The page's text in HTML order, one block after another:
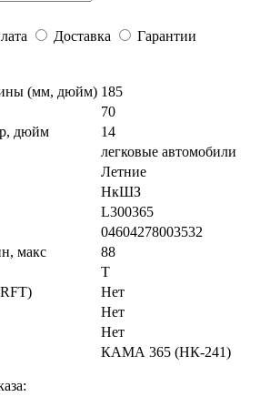
Доставка
Гарантии
(мм, дюйм) 185
70
дюйм
14
легковые автомобили
Летние
НкШЗ
L300365
04604278003532
макс
88
T
Нет
Нет
Нет
КАМА 365 (НК-241)